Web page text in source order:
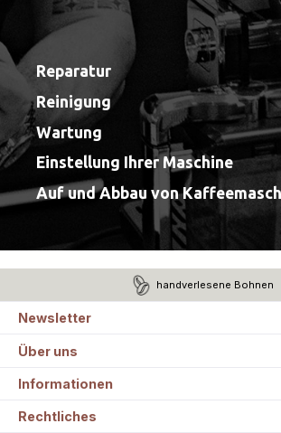
Reparatur
Reinigung
Wartung
Einstellung Ihrer Maschine
Auf und Abbau von
handverlesene Bohnen
Newsletter
Über uns
Informationen
Rechtliches